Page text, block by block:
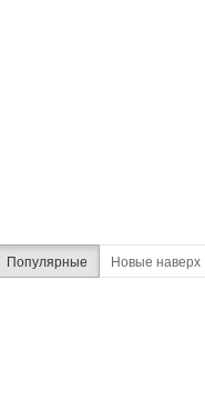
Популярные Новые наверх